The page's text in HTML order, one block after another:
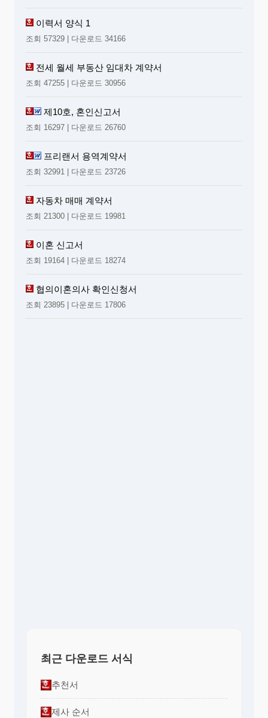
이력서 양식 1
조회 57329 | 다운로드 34166
전세 월세 부동산 임대차 계약서
조회 47255 | 다운로드 30956
제10호, 혼인신고서
조회 16297 | 다운로드 26760
프리랜서 용역계약서
조회 32991 | 다운로드 23726
자동차 매매 계약서
조회 21300 | 다운로드 19981
이혼 신고서
조회 19164 | 다운로드 18274
협의이혼의사 확인신청서
조회 23895 | 다운로드 17806
최근 다운로드 서식
추천서
제사 순서